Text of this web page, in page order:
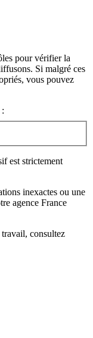
pour vérifier la
Si malgré ces
vous pouvez
est strictement
inexactes ou une
agence France
, consultez